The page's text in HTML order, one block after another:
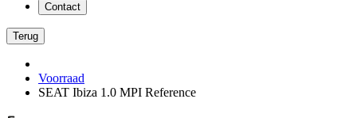
Contact
Terug
Voorraad
SEAT Ibiza 1.0 MPI Reference